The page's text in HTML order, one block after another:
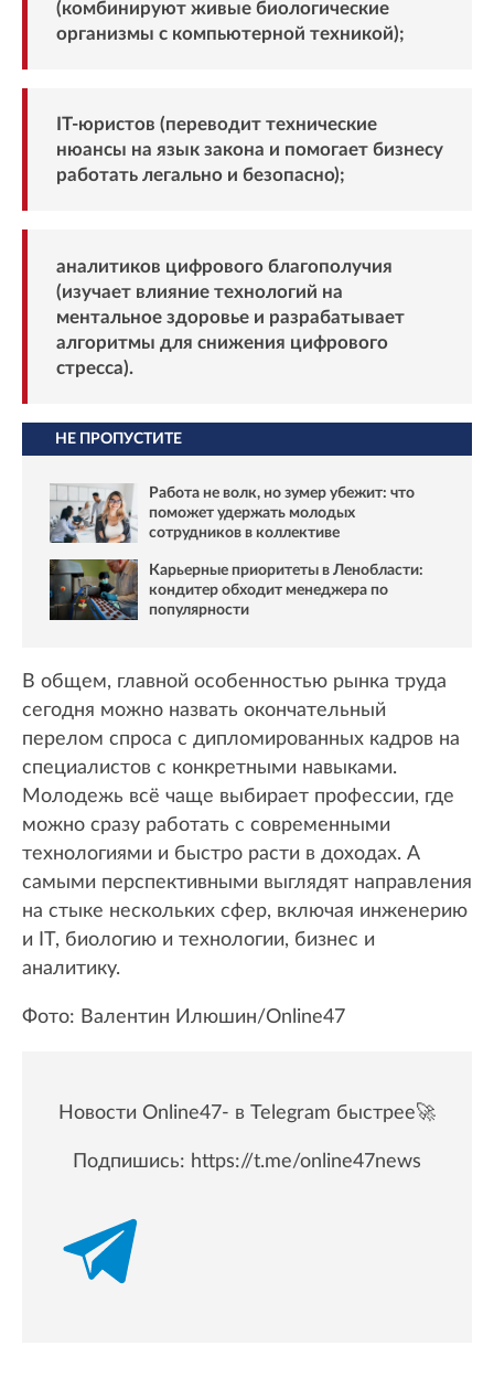
(комбинируют живые биологические
организмы с компьютерной техникой);
IT-юристов (переводит технические
нюансы на язык закона и помогает бизнесу
работать легально и безопасно);
аналитиков цифрового благополучия
(изучает влияние технологий на
ментальное здоровье и разрабатывает
алгоритмы для снижения цифрового
стресса).
НЕ ПРОПУСТИТЕ
Работа не волк, но зумер убежит: что
поможет удержать молодых
сотрудников в коллективе
Карьерные приоритеты в Ленобласти:
кондитер обходит менеджера по
популярности
В общем, главной особенностью рынка труда
сегодня можно назвать окончательный
перелом спроса с дипломированных кадров на
специалистов с конкретными навыками.
Молодежь всё чаще выбирает профессии, где
можно сразу работать с современными
технологиями и быстро расти в доходах. А
самыми перспективными выглядят направления
на стыке нескольких сфер, включая инженерию
и IT, биологию и технологии, бизнес и
аналитику.
Фото: Валентин Илюшин/Online47
Новости Online47- в Telegram быстрее🚀
Подпишись: https://t.me/online47news